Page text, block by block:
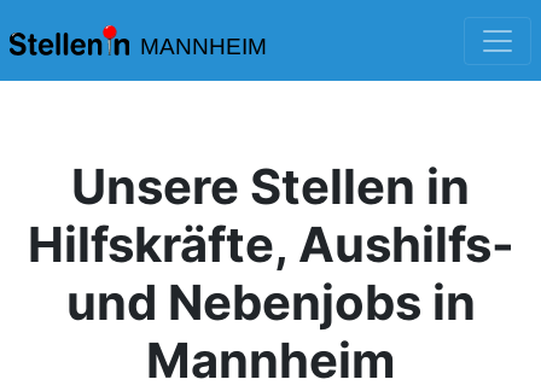
MANNHEIM
Unsere Stellen in
Hilfskräfte, Aushilfs-
und Nebenjobs in
Mannheim